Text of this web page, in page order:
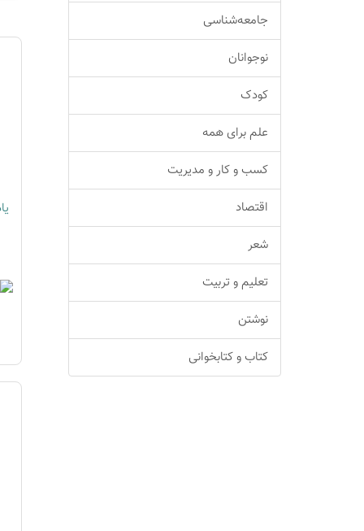
جامعه‌شناسی
نوجوانان
کودک
علم برای همه
کسب و کار و مدیریت
اقتصاد
شعر
تعلیم و تربیت
نوشتن
کتاب و کتابخوانی